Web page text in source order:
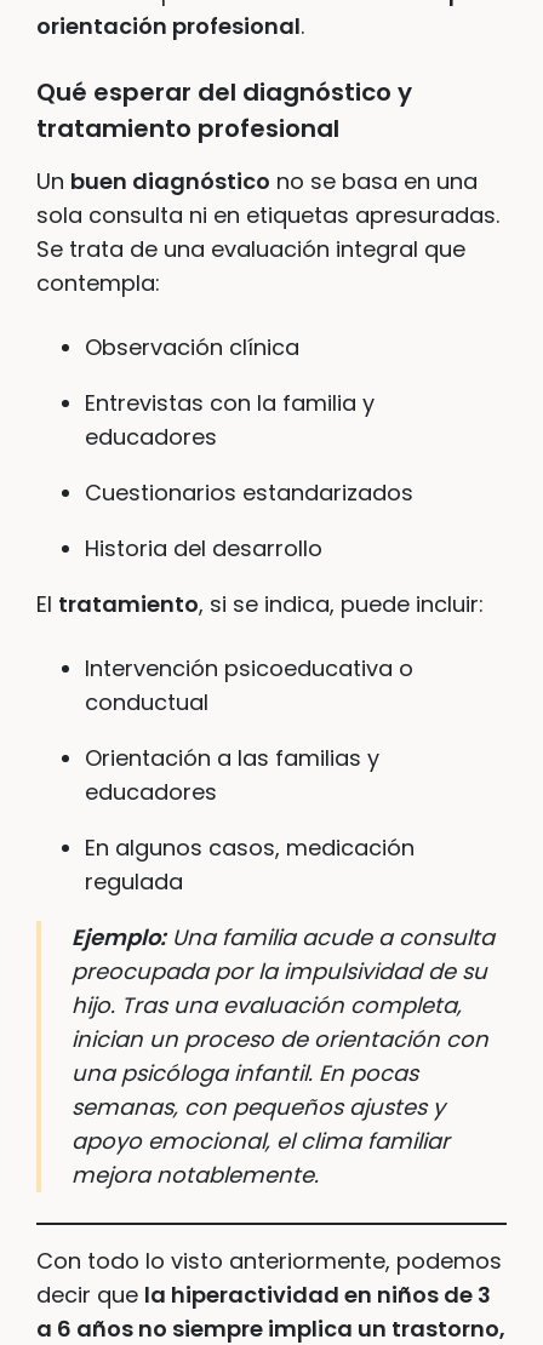
orientación profesional.
Qué esperar del diagnóstico y
tratamiento profesional
Un buen diagnóstico no se basa en una
sola consulta ni en etiquetas apresuradas.
Se trata de una evaluación integral que
contempla:
Observación clínica
Entrevistas con la familia y
educadores
Cuestionarios estandarizados
Historia del desarrollo
El tratamiento, si se indica, puede incluir:
Intervención psicoeducativa o
conductual
Orientación a las familias y
educadores
En algunos casos, medicación
regulada
Ejemplo: Una familia acude a consulta
preocupada por la impulsividad de su
hijo. Tras una evaluación completa,
inician un proceso de orientación con
una psicóloga infantil. En pocas
semanas, con pequeños ajustes y
apoyo emocional, el clima familiar
mejora notablemente.
Con todo lo visto anteriormente, podemos
decir que la hiperactividad en niños de 3
a 6 años no siempre implica un trastorno,